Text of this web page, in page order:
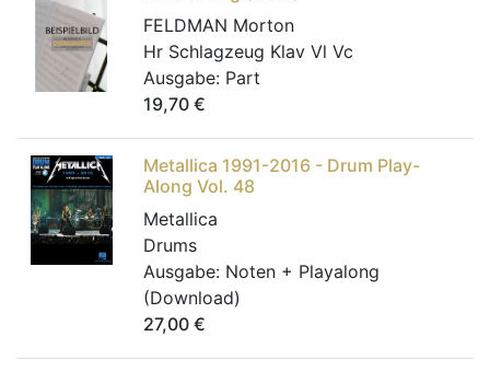
FELDMAN Morton
Hr Schlagzeug Klav Vl Vc
Ausgabe: Part
19,70 €
Metallica 1991-2016 - Drum Play-
Along Vol. 48
Metallica
Drums
Ausgabe: Noten + Playalong
(Download)
27,00 €